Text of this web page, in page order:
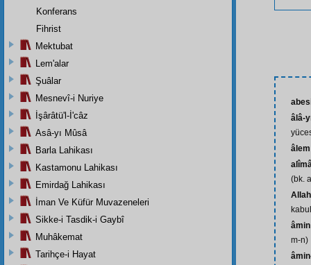
âlâ-
âlem
(bk.
âmin
m-n)
Konferans
Fihrist
Mektubat
Lem'alar
Şuâlar
Mesnevî-i Nuriye
İşârâtü'l-İ'câz
Asâ-yı Mûsâ
Barla Lahikası
Kastamonu Lahikası
Emirdağ Lahikası
İman Ve Küfür Muvazeneleri
Sikke-i Tasdik-i Gaybî
Muhâkemat
Tarihçe-i Hayat